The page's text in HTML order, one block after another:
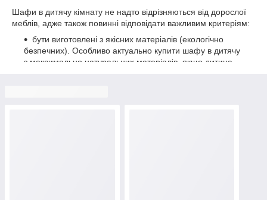
Шафи в дитячу кімнату не надто відрізняються від дорослої
меблів, адже також повинні відповідати важливим критеріям:
бути виготовлені з якісних матеріалів (екологічно
безпечних). Особливо актуально купити шафу в дитячу
з максимально натуральних матеріалів, якщо дитина